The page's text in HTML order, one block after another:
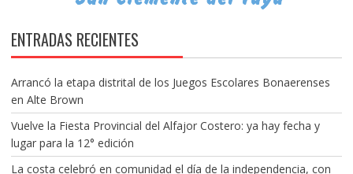
ENTRADAS RECIENTES
Arrancó la etapa distrital de los Juegos Escolares Bonaerenses
en Alte Brown
Vuelve la Fiesta Provincial del Alfajor Costero: ya hay fecha y
lugar para la 12° edición
La costa celebró en comunidad el día de la independencia, con